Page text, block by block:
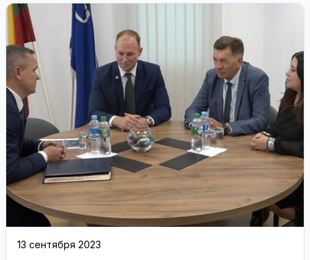
13 сентября 2023